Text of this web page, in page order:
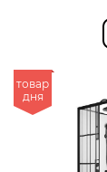
товар
дня